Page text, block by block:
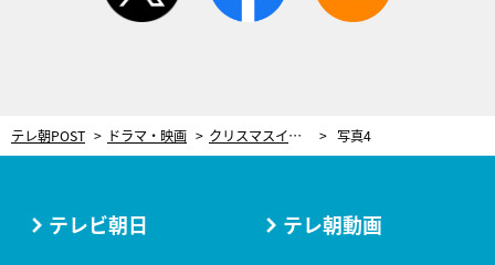
テレ朝POST ドラマ・映画 クリスマスイブに“キュン”な恋愛ドラマ降臨！『BLドラマの主演になりました』配信スタート 写真4
テレビ朝日 テレ朝動画